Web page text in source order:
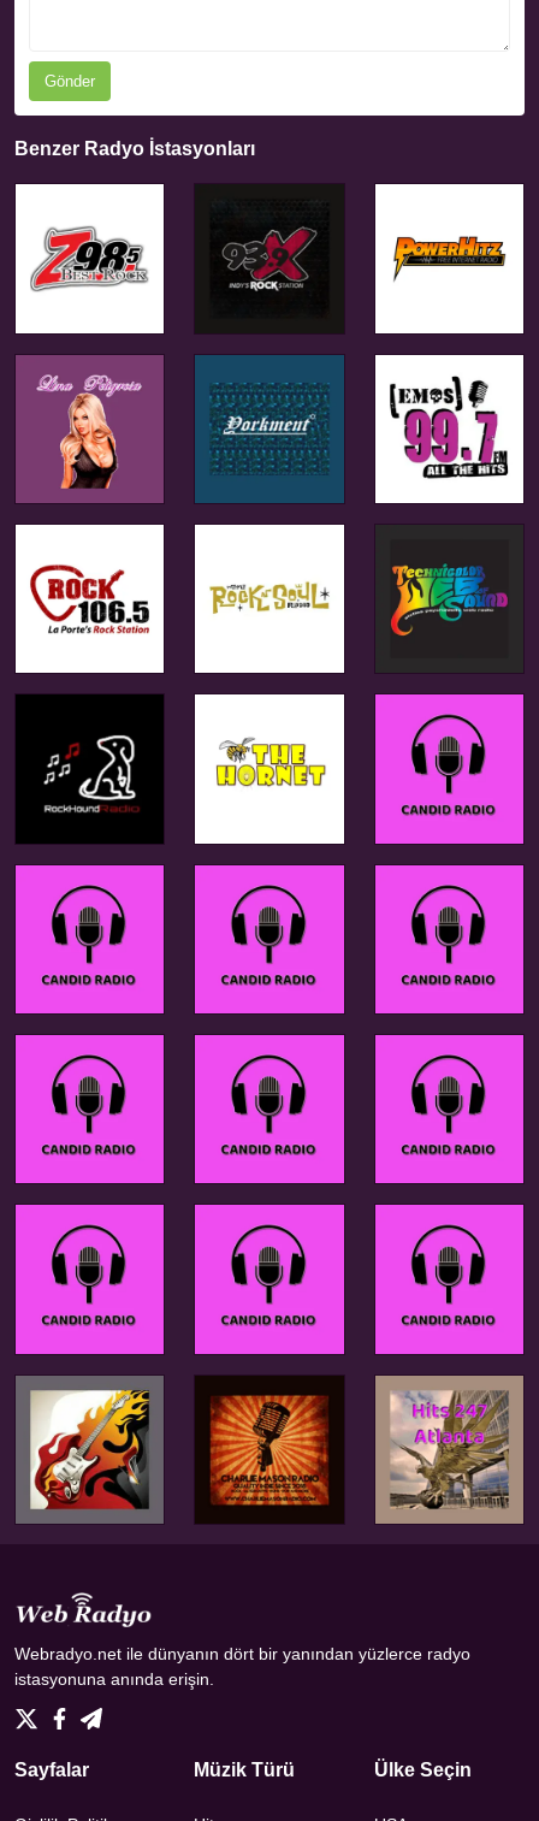
Gönder
Benzer Radyo İstasyonları
Webradyo.net ile dünyanın dört bir yanından yüzlerce radyo
istasyonuna anında erişin.
Sayfalar Müzik Türü Ülke Seçin